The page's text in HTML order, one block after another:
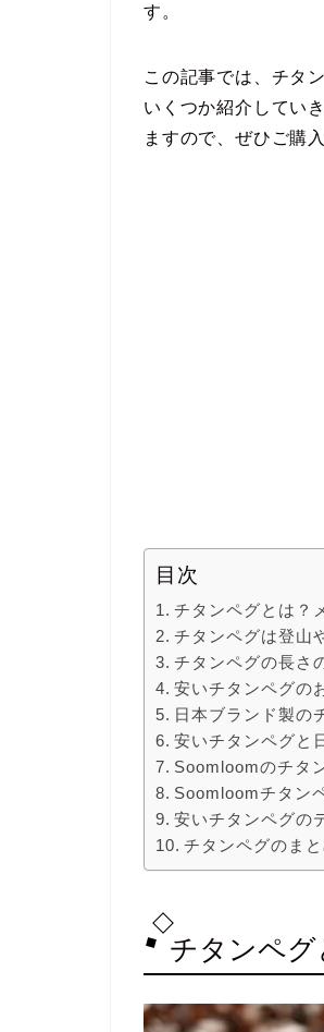
す。
この記事では、チタ
いくつか紹介してい
ますので、ぜひご購
目次
チタンペグとは？
チタンペグは登山
チタンペグの長さ
安いチタンペグの
日本ブランド製の
安いチタンペグと
Soomloomのチタ
Soomloomチタン
安いチタンペグの
チタンペグのま
チタンペ